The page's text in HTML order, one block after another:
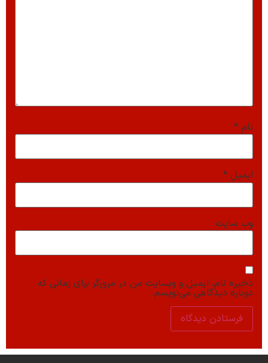
نام *
ایمیل *
وب‌ سایت
ذخیره نام، ایمیل و وبسایت من در مرورگر برای زمانی که
دوباره دیدگاهی می‌نویسم.